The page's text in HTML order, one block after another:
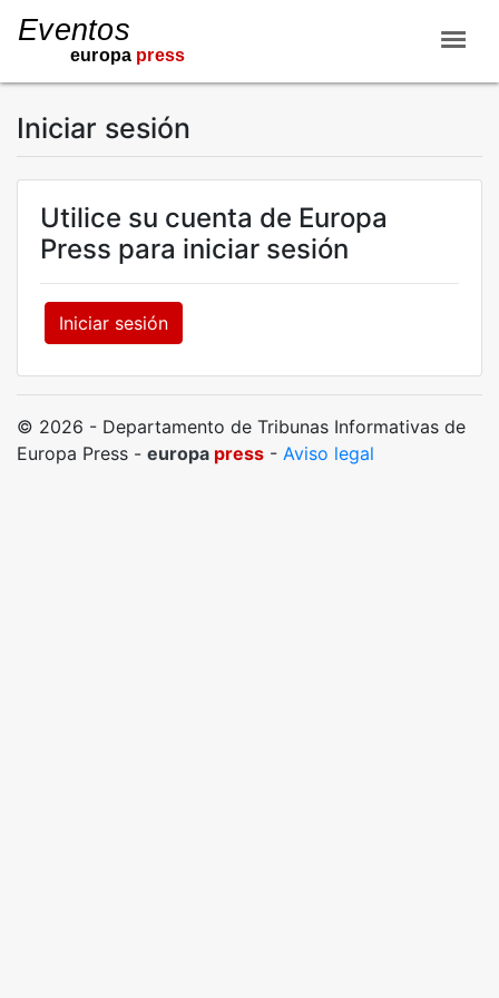
Iniciar sesión
Utilice su cuenta de Europa
Press para iniciar sesión
Iniciar sesión
© 2026 - Departamento de Tribunas Informativas de
Europa Press - europa press - Aviso legal